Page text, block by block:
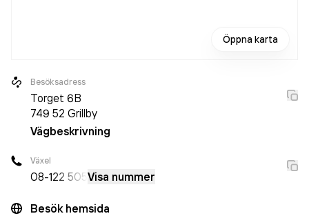
Öppna karta
Besöksadress
Torget 6B
749 52 Grillby
Vägbeskrivning
Växel
08-122 505 Visa nummer
Besök hemsida